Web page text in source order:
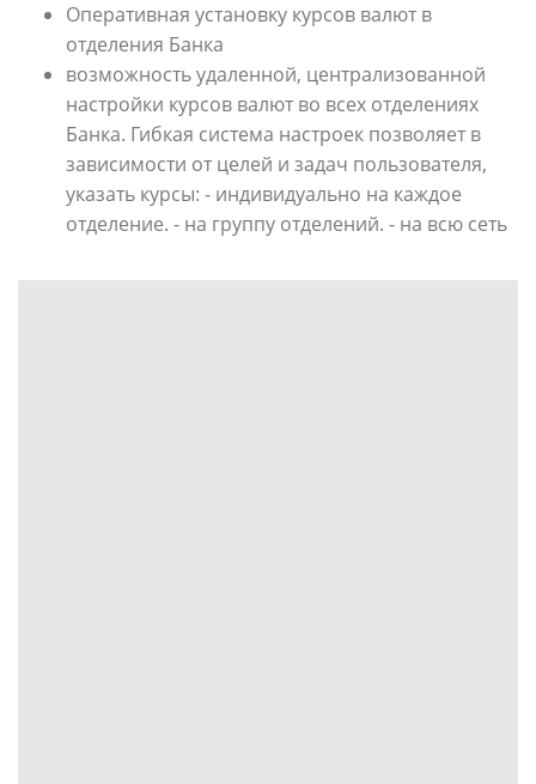
Оперативная установку курсов валют в
отделения Банка
возможность удаленной, централизованной
настройки курсов валют во всех отделениях
Банка. Гибкая система настроек позволяет в
зависимости от целей и задач пользователя,
указать курсы: - индивидуально на каждое
отделение. - на группу отделений. - на всю сеть